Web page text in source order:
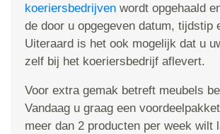
koeriersbedrijven wordt opgehaald
de door u opgegeven datum, tijdstip
Uiteraard is het ook mogelijk dat u
zelf bij het koeriersbedrijf aflevert.
Voor extra gemak betreft meubels
Vandaag u graag een
meer dan 2 producten per week wilt